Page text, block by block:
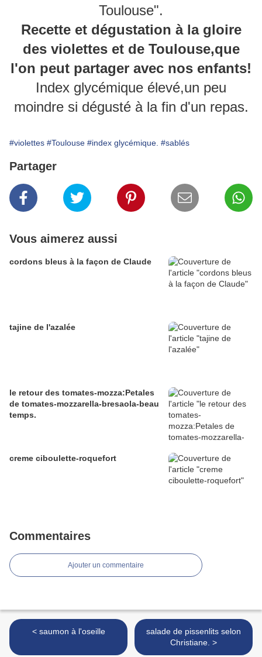
Toulouse".
Recette et dégustation à la gloire
des violettes et de Toulouse,que
l'on peut partager avec nos enfants!
Index glycémique élevé,un peu
moindre si dégusté à la fin d'un repas.
#violettes #Toulouse #index glycémique. #sablés
Partager
Vous aimerez aussi
cordons bleus à la façon de Claude
tajine de l'azalée
le retour des tomates-mozza:Petales
de tomates-mozzarella-bresaola-beau
temps.
creme ciboulette-roquefort
Commentaires
Ajouter un commentaire
< saumon à l'oseille
salade de pissenlits selon
Christiane. >